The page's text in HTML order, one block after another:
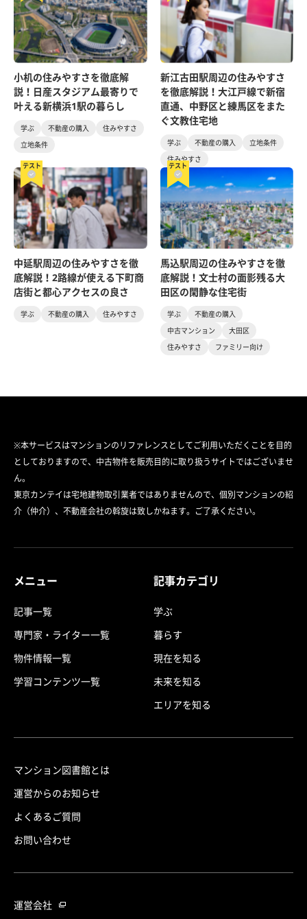
小机の住みやすさを徹底解
説！日産スタジアム最寄りで
叶える新横浜1駅の暮らし
学ぶ 不動産の購入
住みやすさ
立地条件
新江古田駅周辺の住みやすさ
を徹底解説！大江戸線で新宿
直通、中野区と練馬区をまた
ぐ文教住宅地
学ぶ 不動産の購入
立地条件
住みやすさ
テスト
中延駅周辺の住みやすさを徹
底解説！2路線が使える下町商
店街と都心アクセスの良さ
学ぶ 不動産の購入 住みやすさ
テスト
馬込駅周辺の住みやすさを徹
底解説！文士村の面影残る大
田区の閑静な住宅街
学ぶ
不動産の購入
中古マンション
大田区
住みやすさ
ファミリー向け
※本サービスはマンションのリファレンスとしてご利用いただくことを目的
としておりますので、中古物件を販売目的に取り扱うサイトではございませ
ん。
東京カンテイは宅地建物取引業者ではありませんので、個別マンションの紹
介（仲介）、不動産会社の斡旋は致しかねます。ご了承ください。
メニュー
記事一覧
専門家・ライター一覧
物件情報一覧
学習コンテンツ一覧
記事カテゴリ
学ぶ
暮らす
現在を知る
未来を知る
エリアを知る
マンション図書館とは
運営からのお知らせ
よくあるご質問
お問い合わせ
運営会社